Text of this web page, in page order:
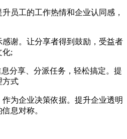
员工的工作热情和企业认同感，
谢。让分享者得到鼓励，受益者
化;
分享、分派任务，轻松搞定。提
方式
为企业决策依据。提升企业透明
息对称。